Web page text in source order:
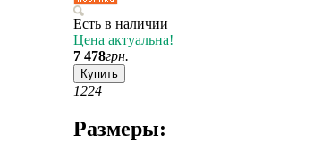
Есть в наличии
Цена актуальна!
7 478грн.
Купить
1224
Размеры: